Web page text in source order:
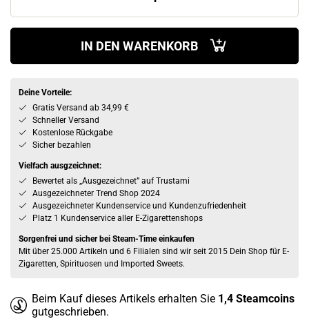
IN DEN WARENKORB
Deine Vorteile:
Gratis Versand ab 34,99 €
Schneller Versand
Kostenlose Rückgabe
Sicher bezahlen
Vielfach ausgzeichnet:
Bewertet als „Ausgezeichnet” auf Trustami
Ausgezeichneter Trend Shop 2024
Ausgezeichneter Kundenservice und Kundenzufriedenheit
Platz 1 Kundenservice aller E-Zigarettenshops
Sorgenfrei und sicher bei Steam-Time einkaufen
Mit über 25.000 Artikeln und 6 Filialen sind wir seit 2015 Dein Shop für E-
Zigaretten, Spirituosen und Imported Sweets.
Beim Kauf dieses Artikels erhalten Sie 1,4 Steamcoins
gutgeschrieben.